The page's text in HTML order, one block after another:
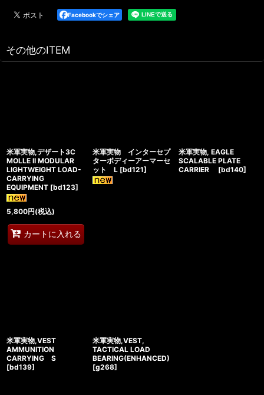
Facebookでシェア
その他のITEM
米軍実物,デザート3C
MOLLE II MODULAR
LIGHTWEIGHT LOAD-
CARRYING
EQUIPMENT [bd123]
5,800円(税込)
カートに入れる
米軍実物 インターセプ
ターボディーアーマーセ
ット L [bd121]
米軍実物, EAGLE
SCALABLE PLATE
CARRIER
[bd140]
米軍実物,VEST
AMMUNITION
CARRYING S
[bd139]
米軍実物,VEST,
TACTICAL LOAD
BEARING(ENHANCED)
[g268]